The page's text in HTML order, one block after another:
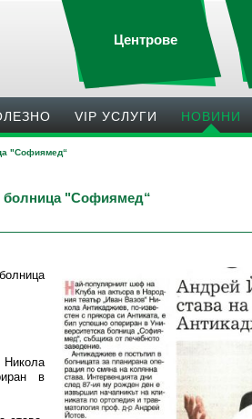
Центрове
VIP УСЛУГИ НОВИНИ
"Софиямед“
болница "Софиямед“
в